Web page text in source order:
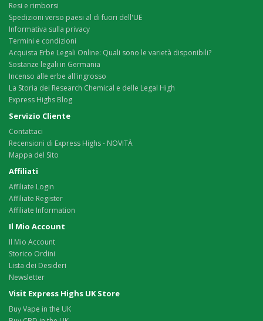
Resi e rimborsi
Spedizioni verso paesi al di fuori dell'UE
Informativa sulla privacy
Termini e condizioni
Acquista Erbe Legali Online: Quali sono le varietà disponibili?
Sostanze legali in Germania
Incenso alle erbe all'ingrosso
La Storia dei Research Chemical e delle Legal High
Express Highs Blog
Servizio Cliente
Contattaci
Recensioni di Express Highs - NOVITÀ
Mappa del Sito
Affiliati
Affiliate Login
Affiliate Register
Affiliate Information
Il Mio Account
Il Mio Account
Storico Ordini
Lista dei Desideri
Newsletter
Visit Express Highs UK Store
Buy Vape in the UK